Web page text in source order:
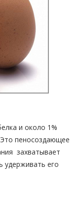
и около 1%
пеносоздающее
захватывает
удерживать его